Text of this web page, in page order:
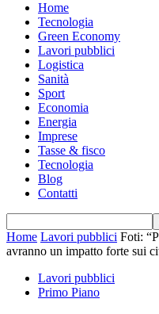
Home
Tecnologia
Green Economy
Lavori pubblici
Logistica
Sanità
Sport
Economia
Energia
Imprese
Tasse & fisco
Tecnologia
Blog
Contatti
Home Lavori pubblici Foti:
avranno un impatto forte sui
Lavori pubblici
Primo Piano